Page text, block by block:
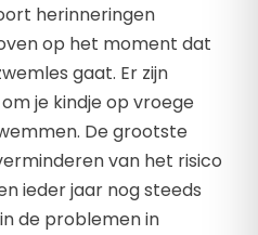
herinneringen
op het moment dat
gaat. Er zijn
je kindje op vroege
De grootste
van het risico
ieder jaar nog steeds
de problemen in